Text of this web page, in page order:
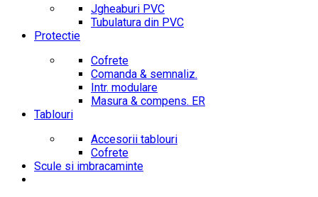
Jgheaburi PVC
Tubulatura din PVC
Protectie
Cofrete
Comanda & semnaliz.
Intr. modulare
Masura & compens. ER
Tablouri
Accesorii tablouri
Cofrete
Scule si imbracaminte